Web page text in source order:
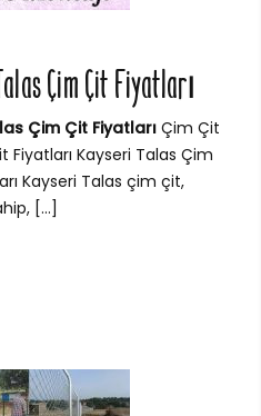
Çim Çit Fiyatları
Çim Çit Fiyatları Çim Çit
Fiyatları Kayseri Talas Çim
Kayseri Talas çim çit,
[…]